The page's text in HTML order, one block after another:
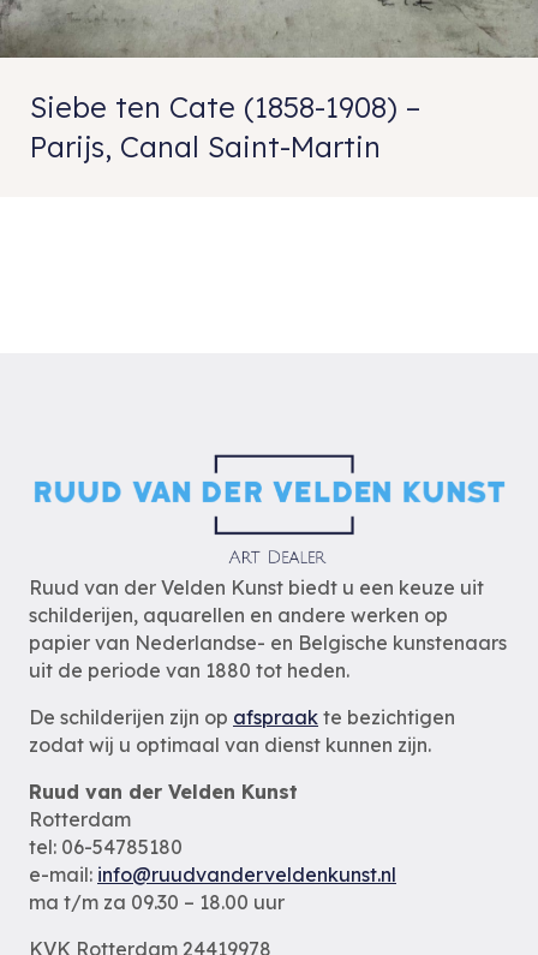
Siebe ten Cate (1858-1908) –
Parijs, Canal Saint-Martin
Ruud van der Velden Kunst biedt u een keuze uit
schilderijen, aquarellen en andere werken op
papier van Nederlandse- en Belgische kunstenaars
uit de periode van 1880 tot heden.
De schilderijen zijn op afspraak te bezichtigen
zodat wij u optimaal van dienst kunnen zijn.
Ruud van der Velden Kunst
Rotterdam
tel: 06-54785180
e-mail: info@ruudvanderveldenkunst.nl
ma t/m za 09.30 – 18.00 uur
KVK Rotterdam 24419978